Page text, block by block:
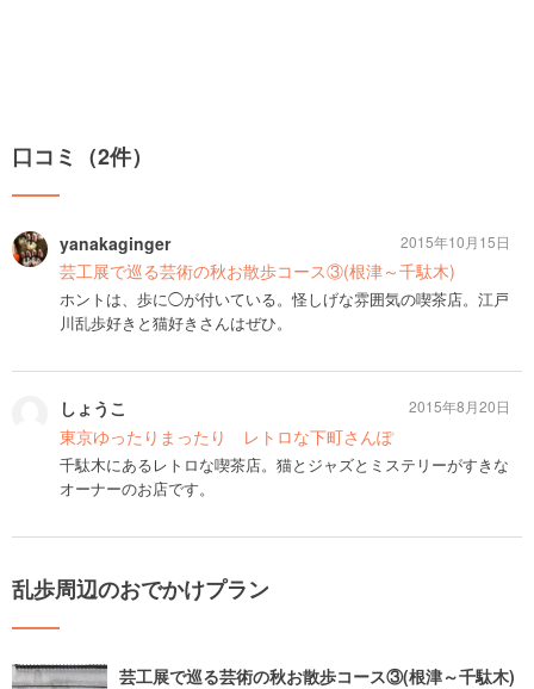
口コミ（2件）
yanakaginger
芸工展で巡る芸術の秋お散歩コース③(根津～千駄木)
ホントは、歩に◯が付いている。怪しげな雰囲気の喫茶店。江戸
川乱歩好きと猫好きさんはぜひ。
2015年10月15日
しょうこ
東京ゆったりまったり レトロな下町さんぽ
千駄木にあるレトロな喫茶店。猫とジャズとミステリーがすきな
オーナーのお店です。
2015年8月20日
乱歩周辺のおでかけプラン
芸工展で巡る芸術の秋お散歩コース③(根津～千駄木)